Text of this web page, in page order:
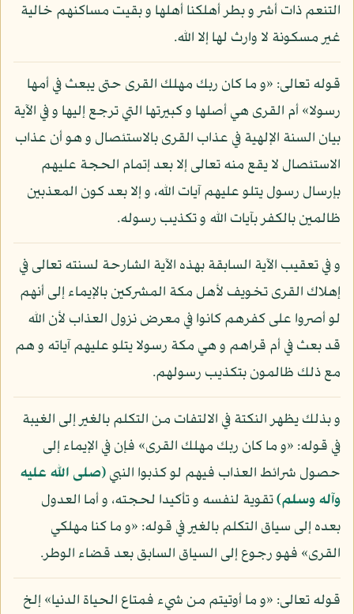
التنعم ذات أشر و بطر أهلكنا أهلها و بقيت مساكنهم خالية
غير مسكونة لا وارث لها إلا الله.
قوله تعالى: «و ما كان ربك مهلك القرى حتى يبعث في أمها
رسولا» أم القرى هي أصلها و كبيرتها التي ترجع إليها و في الآية
بيان السنة الإلهية في عذاب القرى بالاستئصال و هو أن عذاب
الاستئصال لا يقع منه تعالى إلا بعد إتمام الحجة عليهم
بإرسال رسول يتلو عليهم آيات الله، و إلا بعد كون المعذبين
ظالمين بالكفر بآيات الله و تكذيب رسوله.
و في تعقيب الآية السابقة بهذه الآية الشارحة لسنته تعالى في
إهلاك القرى تخويف لأهل مكة المشركين بالإيماء إلى أنهم
لو أصروا على كفرهم كانوا في معرض نزول العذاب لأن الله
قد بعث في أم قراهم و هي مكة رسولا يتلو عليهم آياته و هم
مع ذلك ظالمون بتكذيب رسولهم.
و بذلك يظهر النكتة في الالتفات من التكلم بالغير إلى الغيبة
في قوله: «و ما كان ربك مهلك القرى» فإن في الإيماء إلى
حصول شرائط العذاب فيهم لو كذبوا النبي(صلى الله عليه
وآله وسلم)تقوية لنفسه و تأكيدا لحجته، و أما العدول
بعده إلى سياق التكلم بالغير في قوله: «و ما كنا مهلكي
القرى» فهو رجوع إلى السياق السابق بعد قضاء الوطر.
قوله تعالى: «و ما أوتيتم من شيء فمتاع الحياة الدنيا» إلخ